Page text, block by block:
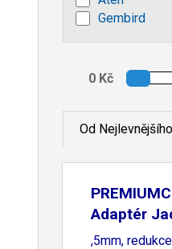
Gembird
Od Nejlevnějšího
Adaptér
Jack 3
,5mm,